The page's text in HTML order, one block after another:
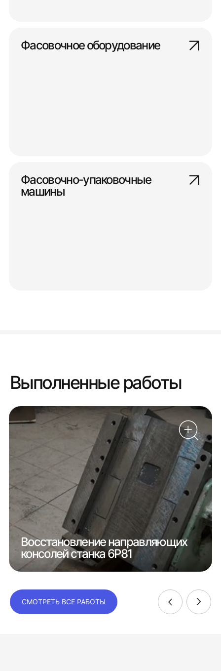
Фасовочное оборудование
Фасовочно-упаковочные
машины
Выполненные работы
Восстановление направляющих
консолей станка 6Р81
СМОТРЕТЬ ВСЕ РАБОТЫ